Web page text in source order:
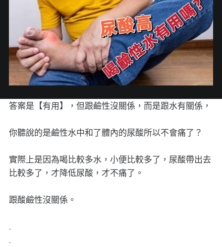
答案是【有用】，但跟鹼性沒關係，而是跟水有關係，
你聽說的是鹼性水中和了體內的尿酸所以不會痛了？
實際上是因為喝比較多水，小便比較多了，尿酸帶出去
比較多了，才降低尿酸，才不痛了。
跟酸鹼性沒關係。
.
.